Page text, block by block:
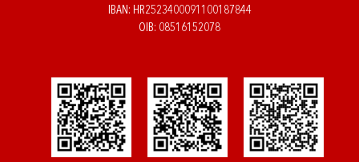
IBAN: HR2523400091100187844
OIB: 08516152078